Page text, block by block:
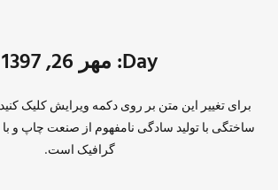
Day: مهر 26, 1397
برای تغییر این متن بر روی دکمه ویرایش کلیک
ساختگی با تولید سادگی نامفهوم از صنعت چاپ و با
گرافیک است.